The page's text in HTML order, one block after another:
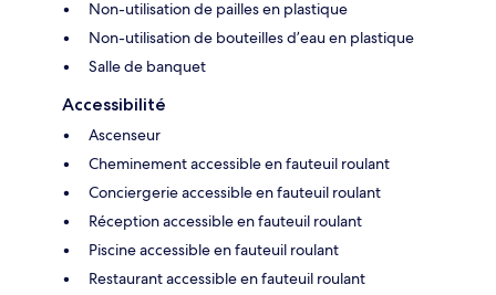
Non-utilisation de pailles en plastique
Non-utilisation de bouteilles d’eau en plastique
Salle de banquet
Accessibilité
Ascenseur
Cheminement accessible en fauteuil roulant
Conciergerie accessible en fauteuil roulant
Réception accessible en fauteuil roulant
Piscine accessible en fauteuil roulant
Restaurant accessible en fauteuil roulant